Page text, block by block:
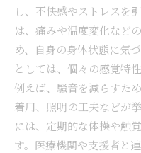
し、不快感やストレスを
は、痛みや温度変化など
め、自身の身体状態に気
としては、個々の感覚特
例えば、騒音を減らすた
着用、照明の工夫などが
には、定期的な体操や触
す。医療機関や支援者と